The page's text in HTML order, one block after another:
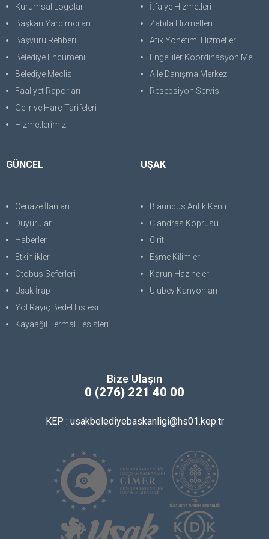
Kurumsal Logolar
Başkan Yardımcıları
Başvuru Rehberi
Belediye Encümeni
Belediye Meclisi
Faaliyet Raporları
Gelir ve Harç Tarifeleri
Hizmetlerimiz
İtfaiye Hizmetleri
Zabıta Hizmetleri
Atık Yönetimi Hizmetleri
Engelliler Koordinasyon Merkezi
Aile Danışma Merkezi
Resepsiyon Servisi
GÜNCEL
Cenaze İlanları
Duyurular
Haberler
Etkinlikler
Otobüs Seferleri
Uşak İrap
Yol Rayiç Bedel Listesi
Kayaağıl Termal Tesisleri
UŞAK
Blaundus Antik Kenti
Clandras Köprüsü
Cirit
Eşme Kilimleri
Karun Hazineleri
Ulubey Kanyonları
Bize Ulaşın
0 (276) 221 40 00
KEP : usakbelediyebaskanligi@hs01.kep.tr